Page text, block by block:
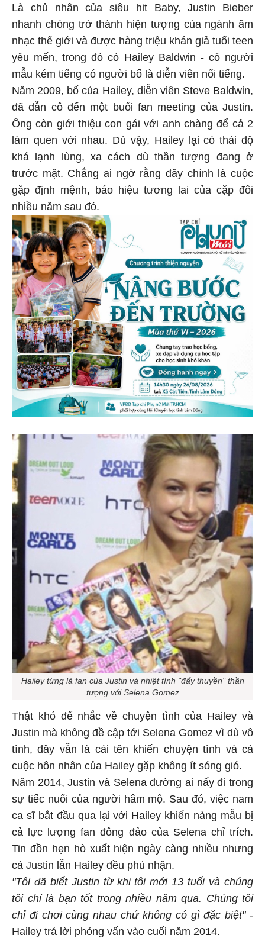
Là chủ nhân của siêu hit Baby, Justin Bieber
nhanh chóng trở thành hiện tượng của ngành âm
nhạc thế giới và được hàng triệu khán giả tuổi teen
yêu mến, trong đó có Hailey Baldwin - cô người
mẫu kém tiếng có người bố là diễn viên nổi tiếng.
Năm 2009, bố của Hailey, diễn viên Steve Baldwin,
đã dẫn cô đến một buổi fan meeting của Justin.
Ông còn giới thiệu con gái với anh chàng để cả 2
làm quen với nhau. Dù vậy, Hailey lại có thái độ
khá lạnh lùng, xa cách dù thần tượng đang ở
trước mặt. Chẳng ai ngờ rằng đây chính là cuộc
gặp định mệnh, báo hiệu tương lai của cặp đôi
nhiều năm sau đó.
Hailey từng là fan của Justin và nhiệt tình "đẩy thuyền" thần
tượng với Selena Gomez
Thật khó để nhắc về chuyện tình của Hailey và
Justin mà không đề cập tới Selena Gomez vì dù vô
tình, đây vẫn là cái tên khiến chuyện tình và cả
cuộc hôn nhân của Hailey gặp không ít sóng gió.
Năm 2014, Justin và Selena đường ai nấy đi trong
sự tiếc nuối của người hâm mộ. Sau đó, việc nam
ca sĩ bắt đầu qua lại với Hailey khiến nàng mẫu bị
cả lực lượng fan đông đảo của Selena chỉ trích.
Tin đồn hẹn hò xuất hiện ngày càng nhiều nhưng
cả Justin lẫn Hailey đều phủ nhận.
"Tôi đã biết Justin từ khi tôi mới 13 tuổi và chúng
tôi chỉ là bạn tốt trong nhiều năm qua. Chúng tôi
chỉ đi chơi cùng nhau chứ không có gì đặc biệt"-
Hailey trả lời phỏng vấn vào cuối năm 2014.